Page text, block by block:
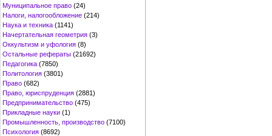
Муниципальное право (24)
Налоги, налогообложение (214)
Наука и техника (1141)
Начертательная геометрия (3)
Оккультизм и уфология (8)
Остальные рефераты (21692)
Педагогика (7850)
Политология (3801)
Право (682)
Право, юриспруденция (2881)
Предпринимательство (475)
Прикладные науки (1)
Промышленность, производство (7100)
Психология (8692)